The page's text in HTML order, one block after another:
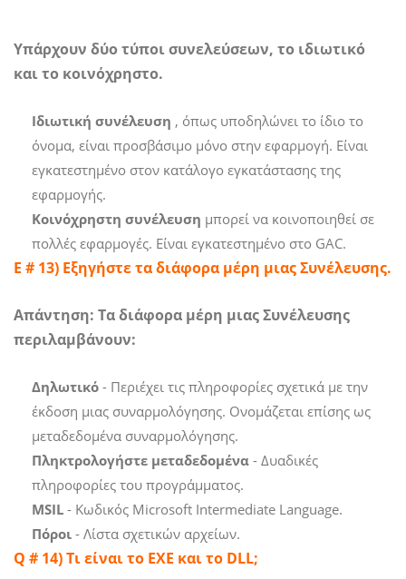
Υπάρχουν δύο τύποι συνελεύσεων, το ιδιωτικό
και το κοινόχρηστο.
Ιδιωτική συνέλευση , όπως υποδηλώνει το ίδιο το
όνομα, είναι προσβάσιμο μόνο στην εφαρμογή. Είναι
εγκατεστημένο στον κατάλογο εγκατάστασης της
εφαρμογής.
Κοινόχρηστη συνέλευση μπορεί να κοινοποιηθεί σε
πολλές εφαρμογές. Είναι εγκατεστημένο στο GAC.
Ε # 13) Εξηγήστε τα διάφορα μέρη μιας Συνέλευσης.
Απάντηση: Τα διάφορα μέρη μιας Συνέλευσης
περιλαμβάνουν:
Δηλωτικό - Περιέχει τις πληροφορίες σχετικά με την
έκδοση μιας συναρμολόγησης. Ονομάζεται επίσης ως
μεταδεδομένα συναρμολόγησης.
Πληκτρολογήστε μεταδεδομένα - Δυαδικές
πληροφορίες του προγράμματος.
MSIL - Κωδικός Microsoft Intermediate Language.
Πόροι - Λίστα σχετικών αρχείων.
Q # 14) Τι είναι το EXE και το DLL;